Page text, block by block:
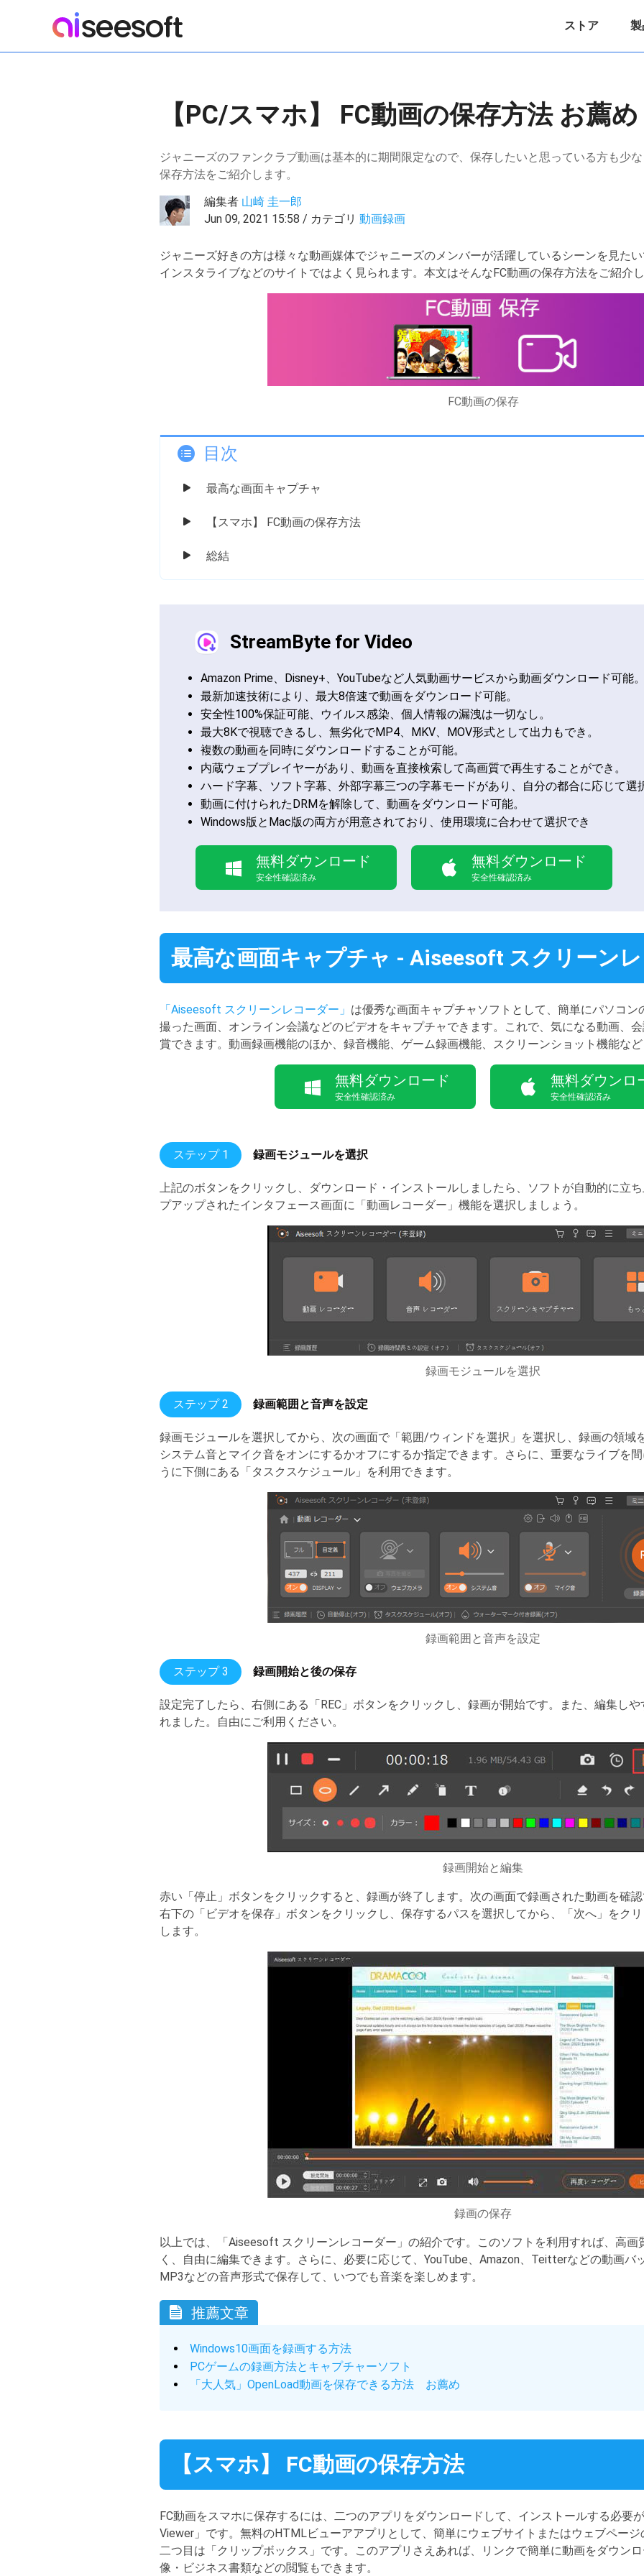
ストア
【PC/スマホ】 FC動画の保存方法 お薦め
ジャニーズのファンクラブ動画は基本的に期間限定なので、保存したいと思っている方も少
保存方法をご紹介します。
編集者 山崎 圭一郎
Jun 09, 2021 15:58 / カテゴリ 動画録画
ジャニーズ好きの方は様々な動画媒体でジャニーズのメンバーが活躍しているシーンを見た
インスタライブなどのサイトではよく見られます。本文はそんなFC動画の保存方法をご紹介し
FC動画の保存
目次
最高な画面キャプチャ
【スマホ】 FC動画の保存方法
総結
StreamByte for Video
Amazon Prime、Disney+、YouTubeなど人気動画サービスから動画ダウンロード可能。
最新加速技術により、最大8倍速で動画をダウンロード可能。
安全性100%保証可能、ウイルス感染、個人情報の漏洩は一切なし。
最大8Kで視聴できるし、無劣化でMP4、MKV、MOV形式として出力もでき。
複数の動画を同時にダウンロードすることが可能。
内蔵ウェブプレイヤーがあり、動画を直接検索して高画質で再生することができ。
ハード字幕、ソフト字幕、外部字幕三つの字幕モードがあり、自分の都合に応じて選
動画に付けられたDRMを解除して、動画をダウンロード可能。
Windows版とMac版の両方が用意されており、使用環境に合わせて選択でき
無料ダウンロード
安全性確認済み
無料ダウンロード
安全性確認済み
最高な画面キャプチャ - Aiseesoft スクリーン
「Aiseesoft スクリーンレコーダー」 は優秀な画面キャプチャソフトとして、簡単にパソコ
撮った画面、オンライン会議などのビデオをキャプチャできます。これで、気になる動画、
賞できます。動画録画機能のほか、録音機能、ゲーム録画機能、スクリーンショット機能など
無料ダウンロード
安全性確認済み
無料ダウンロ
安全性確認済み
ステップ 1 録画モジュールを選択
上記のボタンをクリックし、ダウンロード・インストールしましたら、ソフトが自動的に立
プアップされたインタフェース画面に「動画レコーダー」機能を選択しましょう。
録画モジュールを選択
ステップ 2 録画範囲と音声を設定
録画モジュールを選択してから、次の画面で「範囲/ウィンドを選択」を選択し、録画の領域
システム音とマイク音をオンにするかオフにするか指定できます。さらに、重要なライブを
うに下側にある「タスクスケジュール」を利用できます。
録画範囲と音声を設定
ステップ 3 録画開始と後の保存
設定完了したら、右側にある「REC」ボタンをクリックし、録画が開始です。また、編集し
れました。自由にご利用ください。
録画開始と編集
赤い「停止」ボタンをクリックすると、録画が終了します。次の画面で録画された動画を確認
右下の「ビデオを保存」ボタンをクリックし、保存するパスを選択してから、「次へ」をク
します。
録画の保存
以上では、「Aiseesoft スクリーンレコーダー」の紹介です。このソフトを利用すれば、高画
く、自由に編集できます。さらに、必要に応じて、YouTube、Amazon、Teitterなどの動画バ
MP3などの音声形式で保存して、いつでも音楽を楽しめます。
推薦文章
Windows10画面を録画する方法
PCゲームの録画方法とキャプチャーソフト
「大人気」OpenLoad動画を保存できる方法 お薦め
【スマホ】 FC動画の保存方法
FC動画をスマホに保存するには、二つのアプリをダウンロードして、インストールする必要
Viewer」です。無料のHTMLビューアアプリとして、簡単にウェブサイトまたはウェブページ
二つ目は「クリップボックス」です。このアプリさえあれば、リンクで簡単に動画をダウン
像・ビジネス書類などの閲覧もできます。